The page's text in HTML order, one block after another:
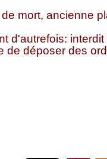
mort, ancienne
d'autrefois:
de déposer des